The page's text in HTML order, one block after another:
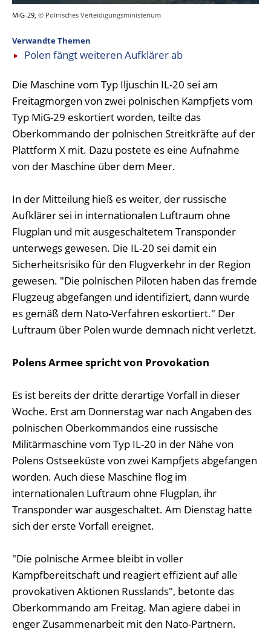
MiG-29, © Polnisches Verteidigungsministerium
Verwandte Themen
Polen fängt weiteren Aufklärer ab
Die Maschine vom Typ Iljuschin IL-20 sei am
Freitagmorgen von zwei polnischen Kampfjets vom
Typ MiG-29 eskortiert worden, teilte das
Oberkommando der polnischen Streitkräfte auf der
Plattform X mit. Dazu postete es eine Aufnahme
von der Maschine über dem Meer.
In der Mitteilung hieß es weiter, der russische
Aufklärer sei in internationalen Luftraum ohne
Flugplan und mit ausgeschaltetem Transponder
unterwegs gewesen. Die IL-20 sei damit ein
Sicherheitsrisiko für den Flugverkehr in der Region
gewesen. "Die polnischen Piloten haben das fremde
Flugzeug abgefangen und identifiziert, dann wurde
es gemäß dem Nato-Verfahren eskortiert." Der
Luftraum über Polen wurde demnach nicht verletzt.
Polens Armee spricht von Provokation
Es ist bereits der dritte derartige Vorfall in dieser
Woche. Erst am Donnerstag war nach Angaben des
polnischen Oberkommandos eine russische
Militärmaschine vom Typ IL-20 in der Nähe von
Polens Ostseeküste von zwei Kampfjets abgefangen
worden. Auch diese Maschine flog im
internationalen Luftraum ohne Flugplan, ihr
Transponder war ausgeschaltet. Am Dienstag hatte
sich der erste Vorfall ereignet.
"Die polnische Armee bleibt in voller
Kampfbereitschaft und reagiert effizient auf alle
provokativen Aktionen Russlands", betonte das
Oberkommando am Freitag. Man agiere dabei in
enger Zusammenarbeit mit den Nato-Partnern.